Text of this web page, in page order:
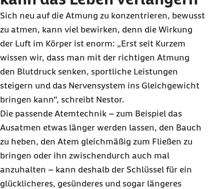
Sich neu auf die Atmung zu konzentrieren, bewusst
zu atmen, kann viel bewirken, denn die Wirkung
der Luft im Körper ist enorm: „Erst seit Kurzem
wissen wir, dass man mit der richtigen Atmung
den Blutdruck senken, sportliche Leistungen
steigern und das Nervensystem ins Gleichgewicht
bringen kann“, schreibt Nestor.
Die passende Atemtechnik – zum Beispiel das
Ausatmen etwas länger werden lassen, den Bauch
zu heben, den Atem gleichmäßig zum Fließen zu
bringen oder ihn zwischendurch auch mal
anzuhalten – kann deshalb der Schlüssel für ein
glücklicheres, gesünderes und sogar längeres